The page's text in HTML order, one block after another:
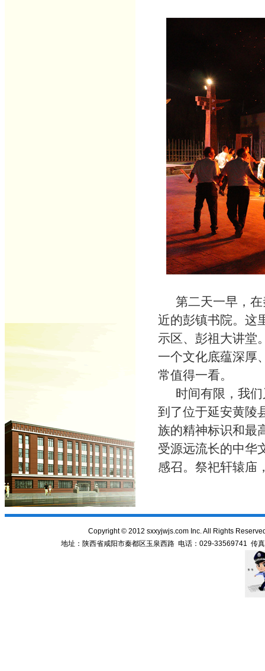
第二天一早，在
近的彭镇书院。这
示区、彭祖大讲堂
一个文化底蕴深厚
常值得一看。
时间有限，我们
到了位于延安黄陵
族的精神标识和最
受源远流长的中华
感召。祭祀轩辕庙
Copyright©2012 sxxyjwjs.com Inc. All Rights
地址：陕西省咸阳市秦都区玉泉西路 电话：029-33569741